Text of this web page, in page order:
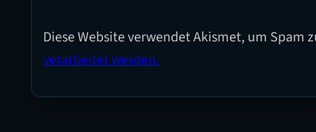
Diese Website verwendet Akismet, um Spam
verarbeitet werden.